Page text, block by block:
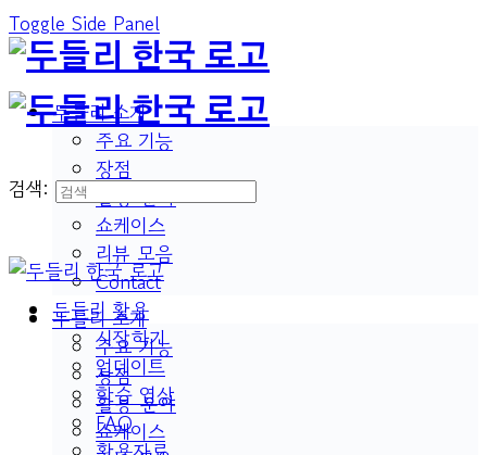
Toggle Side Panel
두들리 소개
주요 기능
장점
활용 분야
쇼케이스
리뷰 모음
Contact
두들리 활용
시작하기
업데이트
학습 영상
FAQ
검색:
두들리 소개
주요 기능
장점
활용 분야
쇼케이스